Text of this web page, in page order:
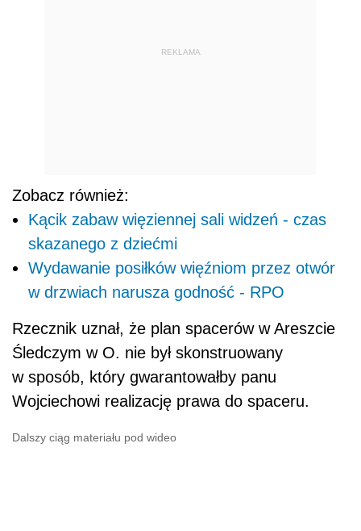
REKLAMA
Zobacz również:
Kącik zabaw więziennej sali widzeń - czas
skazanego z dziećmi
Wydawanie posiłków więźniom przez otwór
w drzwiach narusza godność - RPO
Rzecznik uznał, że plan spacerów w Areszcie
Śledczym w O. nie był skonstruowany
w sposób, który gwarantowałby panu
Wojciechowi realizację prawa do spaceru.
Dalszy ciąg materiału pod wideo